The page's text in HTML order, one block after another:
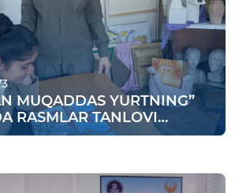
MUQADDAS YURTNING”
RASMLAR TANLOVI